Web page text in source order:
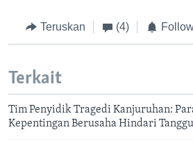
Teruskan (4)
Terkait
Tim Penyidik Tragedi Kanjuruhan:
Kepentingan Berusaha Hindari